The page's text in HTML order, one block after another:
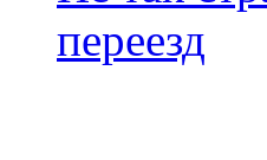
переезд